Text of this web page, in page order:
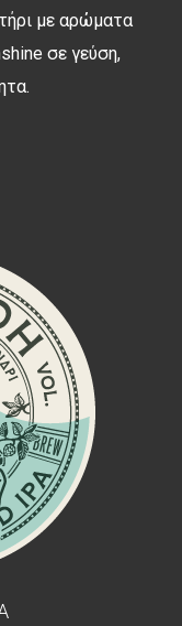
με αρώματα
σε γεύση,